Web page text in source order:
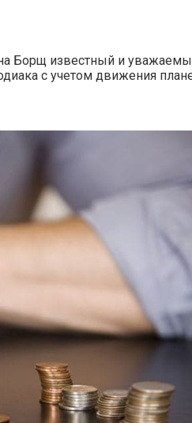
Борщ известный и
с учетом движения